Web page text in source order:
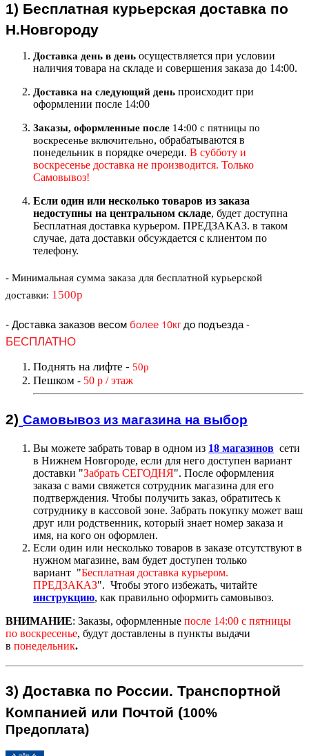
1) Бесплатная курьерская доставка по
Н.Новгороду
Доставка день в день осуществляется при условии
наличия товара на складе и совершения заказа до 14:00.
Доставка на следующий день происходит при
оформлении после 14:00
Заказы, оформленные после 14:00 с пятницы по
воскресенье включительно, обрабатываются в
понедельник в порядке очереди. В субботу и
воскресенье доставка не производится. Только
Самовывоз!
Если один или несколько товаров из заказа
недоступны на центральном складе, будет доступна
Бесплатная доставка курьером. ПРЕДЗАКАЗ. в таком
случае, дата доставки обсуждается с клиентом по
телефону.
- Минимальная сумма заказа для бесплатной курьерской
доставки: 1500р
-Доставка заказов весомболее 10кгдо подъезда-
БЕСПЛАТНО
Поднять на лифте - 50р
Пешком - 50 р / этаж
2) Самовывоз из магазина на выбор
Вы можете забрать товар в одном из 18 магазинов сети
в Нижнем Новгороде, если для него доступен вариант
доставки "Забрать СЕГОДНЯ". После оформления
заказа с вами свяжется сотрудник магазина для его
подтверждения. Чтобы получить заказ, обратитесь к
сотруднику в кассовой зоне. Забрать покупку может ваш
друг или родственник, который знает номер заказа и
имя, на кого он оформлен.
Если один или несколько товаров в заказе отсутствуют в
нужном магазине, вам будет доступен только
вариант "Бесплатная доставка курьером.
ПРЕДЗАКАЗ". Чтобы этого избежать, читайте
инструкцию, как правильно оформить самовывоз.
ВНИМАНИЕ: Заказы, оформленные после 14:00 с пятницы
по воскресенье, будут доставлены в пункты выдачи
в понедельник.
3) Доставка по России. Транспортной
Компанией или Почтой (100%
Предоплата)